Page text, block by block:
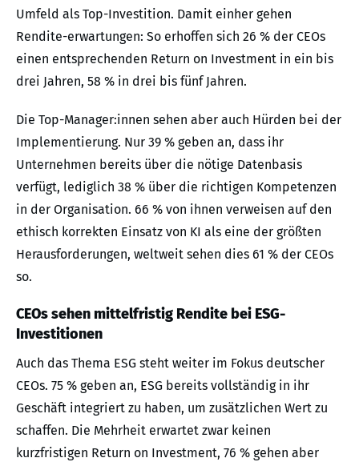
Umfeld als Top-Investition. Damit einher gehen
Rendite-erwartungen: So erhoffen sich 26 % der CEOs
einen entsprechenden Return on Investment in ein bis
drei Jahren, 58 % in drei bis fünf Jahren.
Die Top-Manager:innen sehen aber auch Hürden bei der
Implementierung. Nur 39 % geben an, dass ihr
Unternehmen bereits über die nötige Datenbasis
verfügt, lediglich 38 % über die richtigen Kompetenzen
in der Organisation. 66 % von ihnen verweisen auf den
ethisch korrekten Einsatz von KI als eine der größten
Herausforderungen, weltweit sehen dies 61 % der CEOs
so.
CEOs sehen mittelfristig Rendite bei ESG-
Investitionen
Auch das Thema ESG steht weiter im Fokus deutscher
CEOs. 75 % geben an, ESG bereits vollständig in ihr
Geschäft integriert zu haben, um zusätzlichen Wert zu
schaffen. Die Mehrheit erwartet zwar keinen
kurzfristigen Return on Investment, 76 % gehen aber